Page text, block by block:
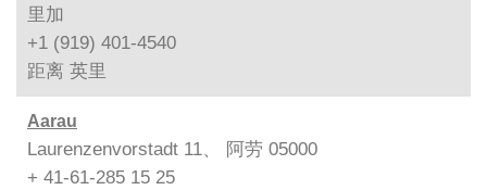
里加
+1 (919) 401-4540
距离 英里
Aarau
Laurenzenvorstadt 11、 阿劳 05000
+ 41-61-285 15 25